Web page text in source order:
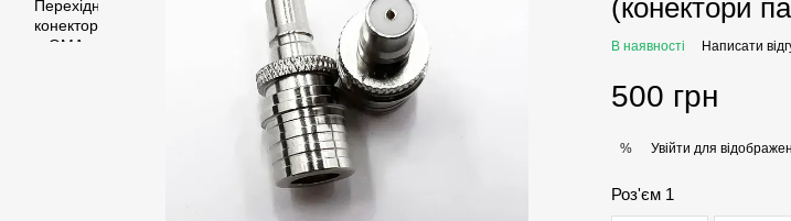
(конектори
В наявності Написати
500 грн
% Увійти для
Роз'єм 1